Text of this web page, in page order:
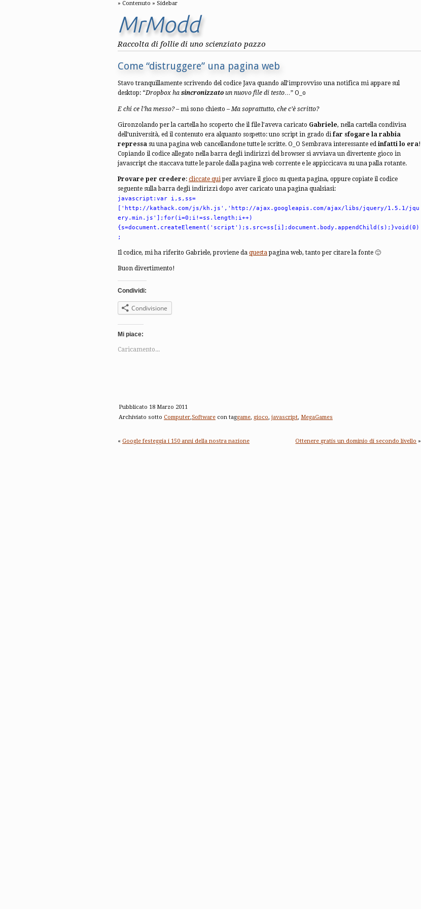
Contenuto Sidebar
MrModd
Raccolta di follie di uno scienziato pazzo
Come “distruggere” una pagina web
Stavo tranquillamente scrivendo del codice Java quando all’improvviso una notifica mi appare sul
desktop: “Dropbox ha sincronizzato un nuovo file di testo…” O_o
E chi ce l’ha messo?– mi sono chiesto – Ma soprattutto, che c’è scritto?
Gironzolando per la cartella ho scoperto che il file l’aveva caricato Gabriele, nella cartella condivisa
dell’università, ed il contenuto era alquanto sospetto: uno script in grado di far sfogare la rabbia
repressa su una pagina web cancellandone tutte le scritte. O_O Sembrava interessante ed infatti lo era!
Copiando il codice allegato nella barra degli indirizzi del browser si avviava un divertente gioco in
javascript che staccava tutte le parole dalla pagina web corrente e le appiccicava su una palla rotante.
Provare per credere: cliccate qui per avviare il gioco su questa pagina, oppure copiate il codice
seguente sulla barra degli indirizzi dopo aver caricato una pagina qualsiasi:
javascript:var i,s,ss=
['http://kathack.com/js/kh.js','http://ajax.googleapis.com/ajax/libs/jquery/1.5.1/jqu
ery.min.js'];for(i=0;i!=ss.length;i++)
{s=document.createElement('script');s.src=ss[i];document.body.appendChild(s);}void(0)
;
Il codice, mi ha riferito Gabriele, proviene da questa pagina web, tanto per citare la fonte 🙂
Buon divertimento!
Condividi:
Condivisione
Mi piace:
Caricamento...
Pubblicato 18 Marzo 2011
Archiviato sotto Computer,Software con taggame, gioco, javascript, MegaGames
Ottenere gratis un dominio di secondo livello »
« Google festeggia i 150 anni della nostra nazione